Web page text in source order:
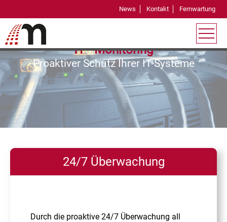
News Kontakt Fernwartung
IT - Monitoring
Proaktiver Schutz Ihrer IT-Systeme
24/7 Überwachung
Durch die proaktive 24/7 Überwachung all